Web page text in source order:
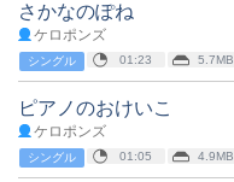
さかなのぽね
ケロポンズ
シングル 01:23 5.7MB
ピアノのおけいこ
ケロポンズ
シングル 01:05 4.9MB